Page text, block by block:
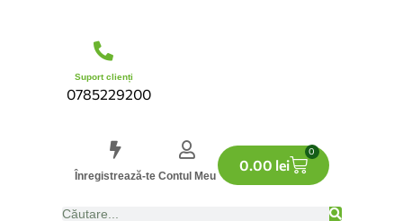
Suport clienți
0785229200
Înregistrează-te Contul Meu
0.00 lei
0